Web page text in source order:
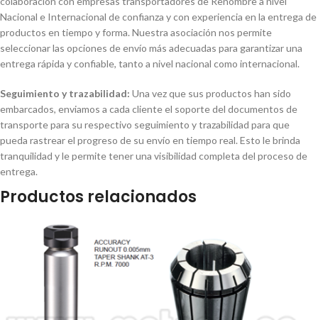
Nacional e Internacional de confianza y con experiencia en la entrega de
productos en tiempo y forma. Nuestra asociación nos permite
seleccionar las opciones de envío más adecuadas para garantizar una
entrega rápida y confiable, tanto a nivel nacional como internacional.
Seguimiento y trazabilidad: Una vez que sus productos han sido
embarcados, enviamos a cada cliente el soporte del documentos de
transporte para su respectivo seguimiento y trazabilidad para que
pueda rastrear el progreso de su envío en tiempo real. Esto le brinda
tranquilidad y le permite tener una visibilidad completa del proceso de
entrega.
Productos relacionados